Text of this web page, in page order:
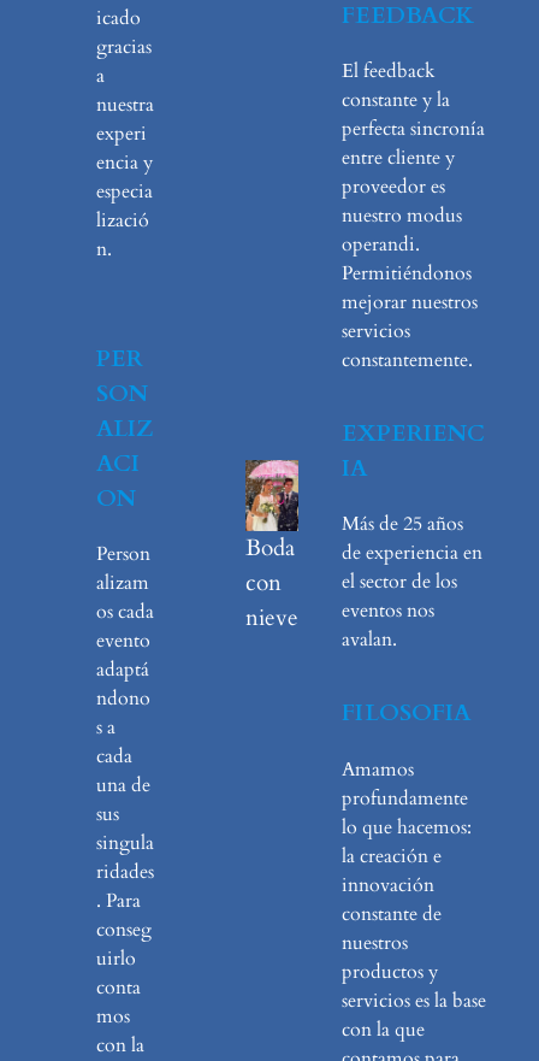
icado
gracias
a
nuestra
experi
encia y
especia
lizació
n.
PER
SON
ALIZ
ACI
ON
Person
alizam
os cada
evento
adaptá
ndono
s a
cada
una de
sus
singula
ridades
. Para
conseg
uirlo
conta
mos
con la
Boda
con
nieve
FEEDBACK
El feedback
constante y la
perfecta sincronía
entre cliente y
proveedor es
nuestro modus
operandi.
Permitiéndonos
mejorar nuestros
servicios
constantemente.
EXPERIENC
IA
Más de 25 años
de experiencia en
el sector de los
eventos nos
avalan.
FILOSOFIA
Amamos
profundamente
lo que hacemos:
la creación e
innovación
constante de
nuestros
productos y
servicios es la base
con la que